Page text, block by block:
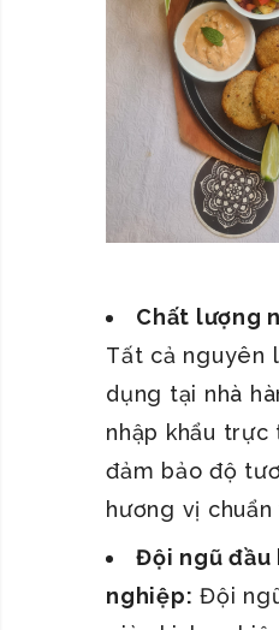
Chất lượng
Tất cả nguyên
dụng tại nhà
nhập khẩu
đảm bảo độ
hương vị chuẩn
Đội ngũ đầu
nghiệp: Đội